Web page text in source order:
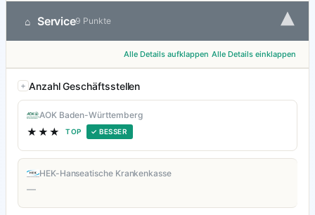
⌂ Service9 Punkte ▾
Alle Details aufklappen Alle Details einklappen
Anzahl Geschäftsstellen
AOK Baden-Württemberg
★★★ TOP ✓ BESSER
HEK-Hanseatische Krankenkasse
—